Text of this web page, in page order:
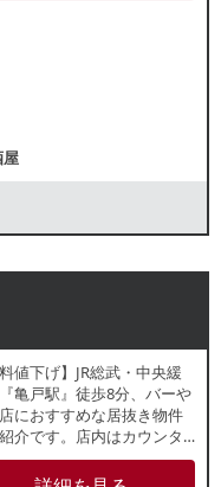
屋
料値下げ】JR総武・中央緩
亀戸駅』徒歩8分、バーや
におすすめな居抜き物件
介です。店内はカウンタ
ンの約10坪のレイアウ
周辺でも居酒屋やラーメン